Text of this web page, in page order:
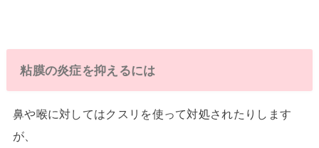
粘膜の炎症を抑えるには
鼻や喉に対してはクスリを使って対処されたりします
が、